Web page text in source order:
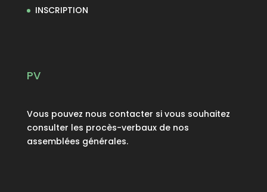
INSCRIPTION
PV
Vous pouvez nous contacter si vous souhaitez
consulter les procès-verbaux de nos
assemblées générales.